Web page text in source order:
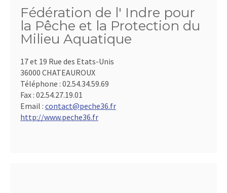
Fédération de l' Indre pour
la Pêche et la Protection du
Milieu Aquatique
17 et 19 Rue des Etats-Unis
36000 CHATEAUROUX
Téléphone : 02.54.34.59.69
Fax : 02.54.27.19.01
Email : contact@peche36.fr
http://www.peche36.fr